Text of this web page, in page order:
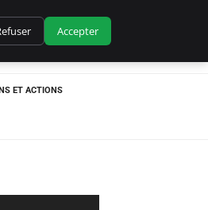
ET ACTIONS
Accepter